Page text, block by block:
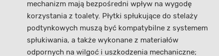
mechanizm mają bezpośredni wpływ na wygodę
korzystania z toalety. Płytki spłukujące do stelaży
podtynkowych muszą być kompatybilne z systemem
spłukiwania, a także wykonane z materiałów
odpornych na wilgoć i uszkodzenia mechaniczne;